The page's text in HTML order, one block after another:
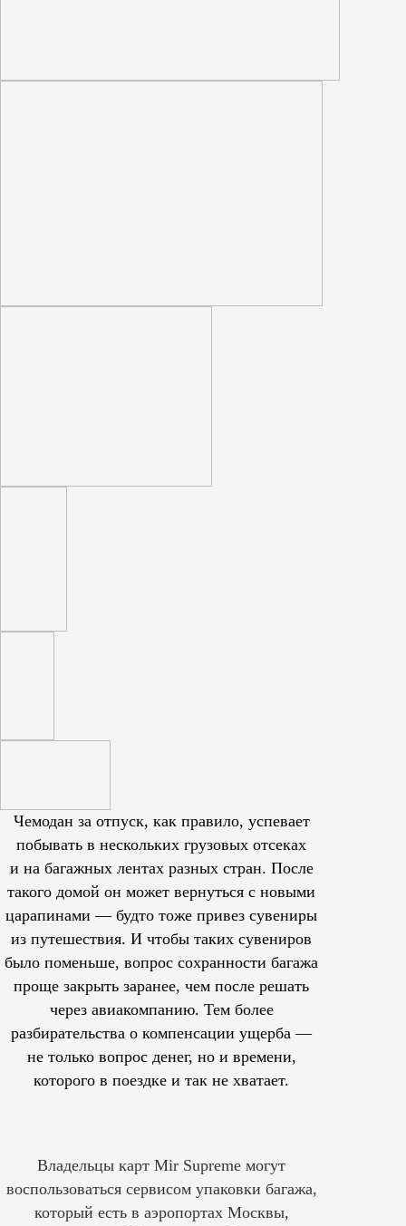
Чемодан за отпуск, как правило, успевает
побывать в нескольких грузовых отсеках
и на багажных лентах разных стран. После
такого домой он может вернуться с новыми
царапинами — будто тоже привез сувениры
из путешествия. И чтобы таких сувениров
было поменьше, вопрос сохранности багажа
проще закрыть заранее, чем после решать
через авиакомпанию. Тем более
разбирательства о компенсации ущерба —
не только вопрос денег, но и времени,
которого в поездке и так не хватает.
Владельцы карт Mir Supreme могут
воспользоваться сервисом упаковки багажа,
который есть в аэропортах Москвы,